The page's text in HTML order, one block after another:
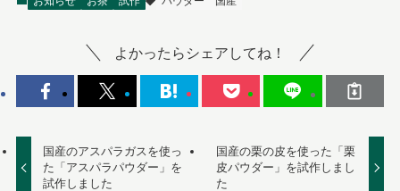
よかったらシェアしてね！
国産のアスパラガスを使っ
た「アスパラパウダー」を
試作しました
国産の栗の皮を使った「栗
皮パウダー」を試作しまし
た